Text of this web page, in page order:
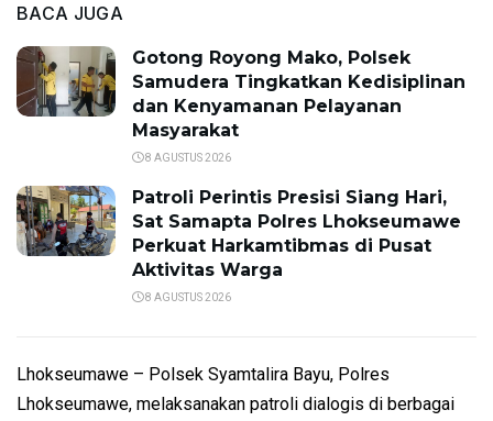
BACA JUGA
Gotong Royong Mako, Polsek
Samudera Tingkatkan Kedisiplinan
dan Kenyamanan Pelayanan
Masyarakat
8 AGUSTUS 2026
Patroli Perintis Presisi Siang Hari,
Sat Samapta Polres Lhokseumawe
Perkuat Harkamtibmas di Pusat
Aktivitas Warga
8 AGUSTUS 2026
Lhokseumawe – Polsek Syamtalira Bayu, Polres
Lhokseumawe, melaksanakan patroli dialogis di berbagai